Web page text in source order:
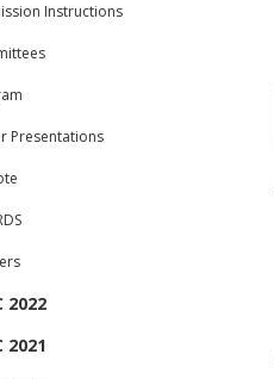
Instructions
Presentations
2022
2021